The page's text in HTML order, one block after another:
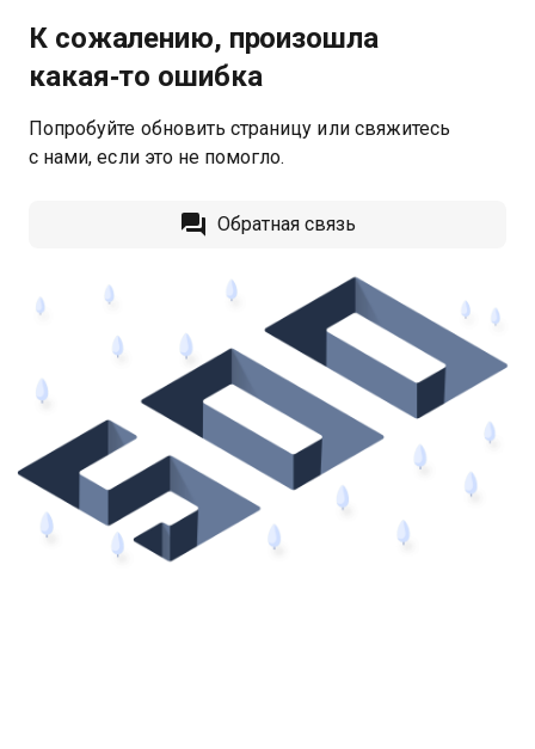
К сожалению, произошла
какая‑то ошибка
Попробуйте обновить страницу или свяжитесь
с нами, если это не помогло.
Обратная связь